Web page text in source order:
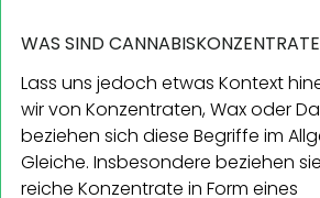
WAS SIND
Lass uns jedoch etwas Kontext
wir von Konzentraten, Wax oder
beziehen sich diese Begriffe im
Gleiche. Insbesondere beziehen
reiche Konzentrate in Form eines